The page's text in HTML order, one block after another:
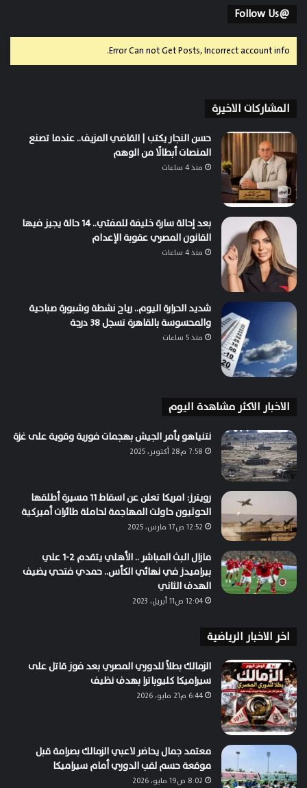
@Follow Us
Error Can not Get Posts, Incorrect account info.
المشاركات الاخيرة
حسن النجار يكتب | القاضي المزيف.. عندما تصنع
المنصات أبطالًا من الوهم
منذ 4 ساعات
بعد إحالة سارة خليفة للمفتي.. 14 حالة يجيز فيها
القانون المصري عقوبة الإعدام
منذ 4 ساعات
شديد الحرارة اليوم.. رياح نشطة وشبورة صباحية
والمحسوسة بالقاهرة تسجل 38 درجة
منذ 5 ساعات
الاخبار الاكثر مشاهدة اليوم
نتنياهو يأمر الجيش بهجمات فورية وقوية على غزة
7:58 م28 أكتوبر، 2025
رويترز: امريكا تعلن عن اسقاط 11 مسيرة أطلقها
الحوثيون حاولت المهاجمة لحاملة طائرات أميركية
12:52 ص17 مارس، 2025
مازال البث المباشر .. الأهلي يتقدم 2-1 علي
بيراميدز في نهائي الكأس.. حمدي فتحي يضيف
الهدف الثاني
12:04 ص11 أبريل، 2023
اخر الاخبار الرياضية
الزمالك بطلاً للدوري المصري بعد فوز قاتل على
سيراميكا كليوباترا بهدف نظيف
6:44 م21 مايو، 2026
معتمد جمال يحاضر لاعبي الزمالك بصرامة قبل
موقعة حسم لقب الدوري أمام سيراميكا
8:02 ص19 مايو، 2026